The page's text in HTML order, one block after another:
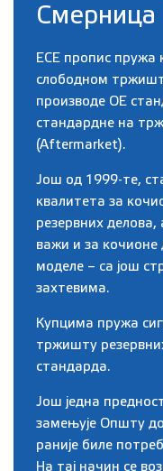
Смерница
ECE пропис пружа
слободном
производе ОЕ
стандардне на
(Aftermarket).
Још од 1999-те,
квалитета за
резервних
важи и за кочионе
моделе – са још
захтевима.
Купцима пружа
тржишту
стандарда.
Још једна
замењује Општу
раније биле
На тај начин се